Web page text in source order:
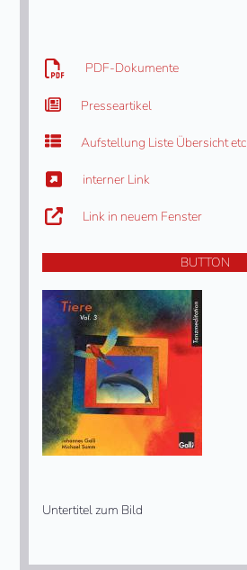
PDF-Dokumente
Presseartikel
Aufstellung Liste Übersicht etc
interner Link
Link in neuem Fenster
BUTTON
Untertitel zum Bild